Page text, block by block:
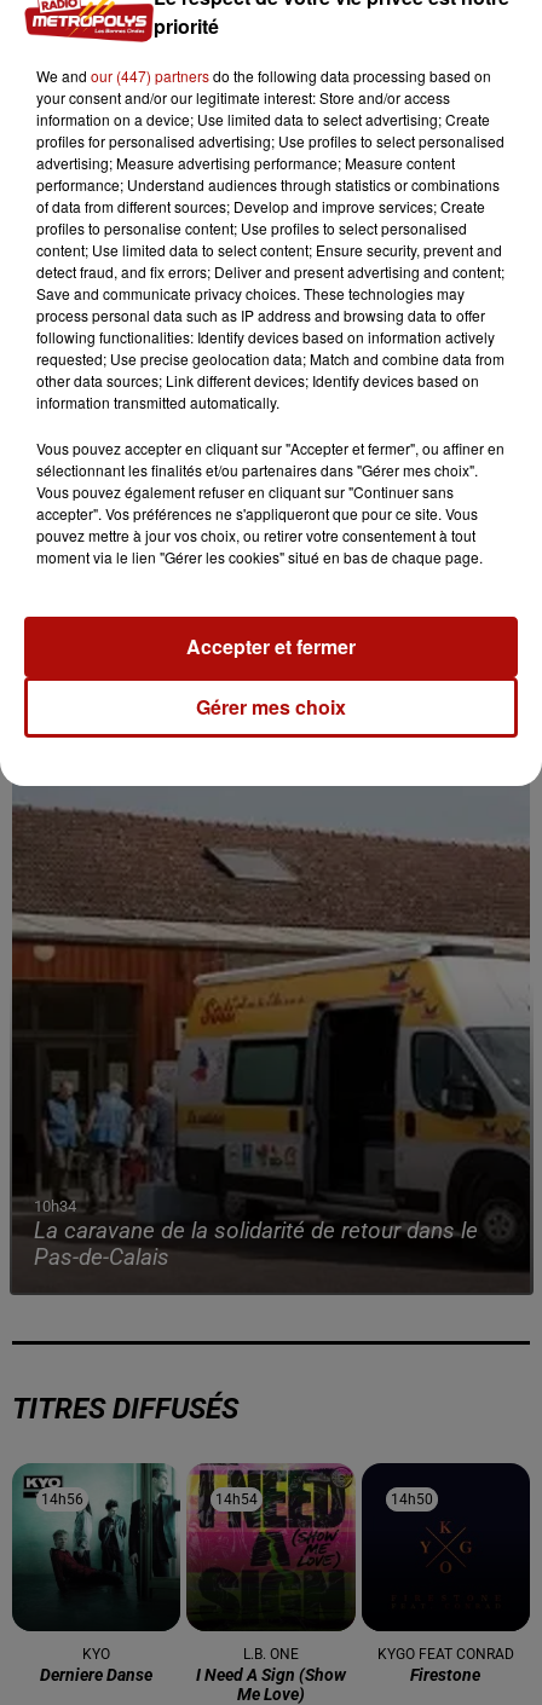
10h51
Casque obligatoire pour les trottinettes
électriques : Le Touquet y...
10h35
Lille prend en charge une partie des licences
sportives de vos enfants
10h34
La caravane de la solidarité de retour dans le
Pas-de-Calais
TITRES DIFFUSÉS
14h56
14h56
KYO
Derniere Danse
14h54
14h54
L.B. ONE
I Need A Sign (show
Me Love)
14h50
14h50
KYGO FEAT CONRAD
Firestone
priorité
We and our (447) partnersdo the following data processing based on
your consent and/or our legitimate interest: Store and/or access
information on a device; Use limited data to select advertising; Create
profiles for personalised advertising; Use profiles to select personalised
advertising; Measure advertising performance; Measure content
performance; Understand audiences through statistics or combinations
of data from different sources; Develop and improve services; Create
profiles to personalise content; Use profiles to select personalised
content; Use limited data to select content; Ensure security, prevent and
detect fraud, and fix errors; Deliver and present advertising and content;
Save and communicate privacy choices. These technologies may
process personal data such as IP address and browsing data to offer
following functionalities: Identify devices based on information actively
requested; Use precise geolocation data; Match and combine data from
other data sources; Link different devices; Identify devices based on
information transmitted automatically.
Vous pouvez accepter en cliquant sur "Accepter et fermer", ou affiner en
sélectionnant les finalités et/ou partenaires dans "Gérer mes choix".
Vous pouvez également refuser en cliquant sur "Continuer sans
accepter". Vos préférences ne s'appliqueront que pour ce site. Vous
pouvez mettre à jour vos choix, ou retirer votre consentement à tout
moment via le lien "Gérer les cookies" situé en bas de chaque page.
Gérer mes choix
Accepter et fermer